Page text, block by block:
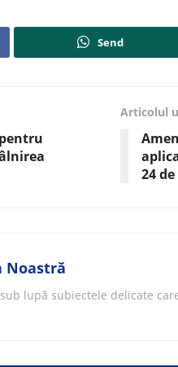
Send
Articolul
24
Noastră
lupă subiectele delicate